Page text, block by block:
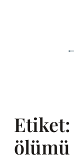
Etiket:
ölümü